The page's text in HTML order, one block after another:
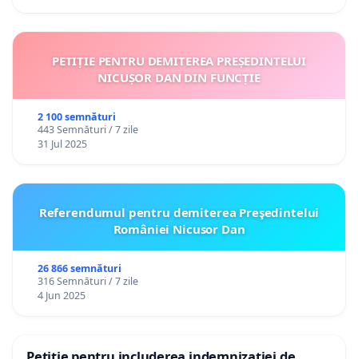
PETIȚIE PENTRU DEMITEREA PREȘEDINTELUI
NICUȘOR DAN DIN FUNCȚIE
2 100 semnături
443 Semnături / 7 zile
31 Jul 2025
Referendumul pentru demiterea Preşedintelui
României Nicusor Dan
26 866 semnături
316 Semnături / 7 zile
4 Jun 2025